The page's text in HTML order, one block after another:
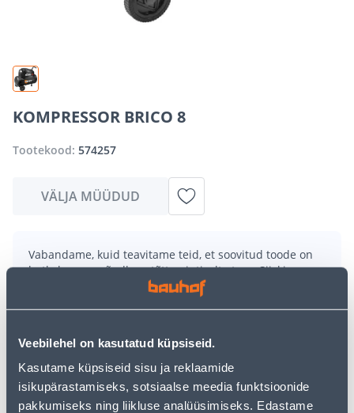
Veebilehel on kasutatud küpsiseid.
Kasutame küpsiseid sisu ja reklaamide
isikupärastamiseks, sotsiaalse meedia funktsioonide
pakkumiseks ning liikluse analüüsimiseks. Edastame
KOMPRESSOR BRICO 8
Tootekood: 574257
VÄLJA MÜÜDUD
Vabandame, kuid teavitame teid, et soovitud toode on
hetkel suure nõudluse tõttu ajutiselt otsas. Siiski
pakume suurepäraseid alternatiive samast
, mis võivad teile sama palju rõõmu
uurimistööd saate jätkata, naastesavalehele
kasutades meie võimsat otsingufunktsiooni, et leida
veelgi meelepärasemad valikuid. Head ostlemist!